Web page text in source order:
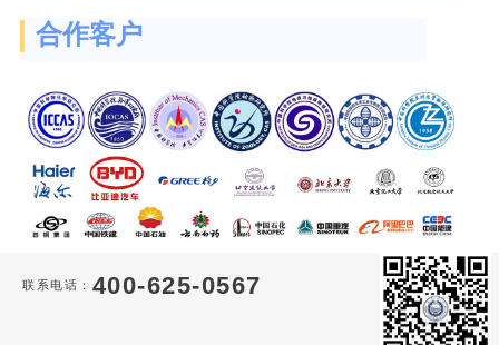
合作客户
联系电话： 400-625-0567